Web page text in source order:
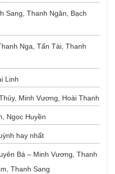
Sang, Thanh Ngân, Bạch
Nga, Tấn Tài, Thanh
Linh
Minh Vương, Hoài Thanh
Ngọc Huyền
hay nhất
Bá – Minh Vương, Thanh
Thanh Sang